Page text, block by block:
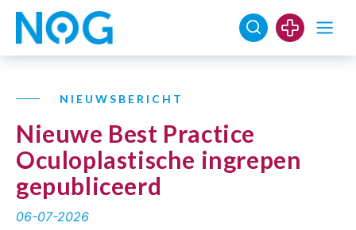
NIEUWSBERICHT
Nieuwe Best Practice
Oculoplastische ingrepen
gepubliceerd
06-07-2026